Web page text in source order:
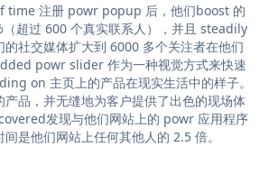
time 注册 powr popup 后，他们boost 的
超过 600 个真实联系人），并且 steadily
社交媒体扩大到 6000 多个关注者在他们
powr slider 作为一种视觉方式来快速
on 主页上的产品在现实生活中的样子。
品，并无缝地为客户提供了出色的现场体
发现与他们网站上的 powr 应用程序
是他们网站上任何其他人的 2.5 倍。